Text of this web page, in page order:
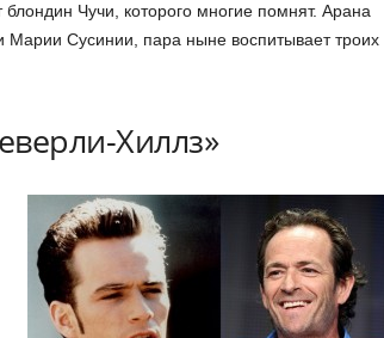
Чучи, которого многие помнят. Арана
Сусинии, пара ныне воспитывает троих
Хиллз»